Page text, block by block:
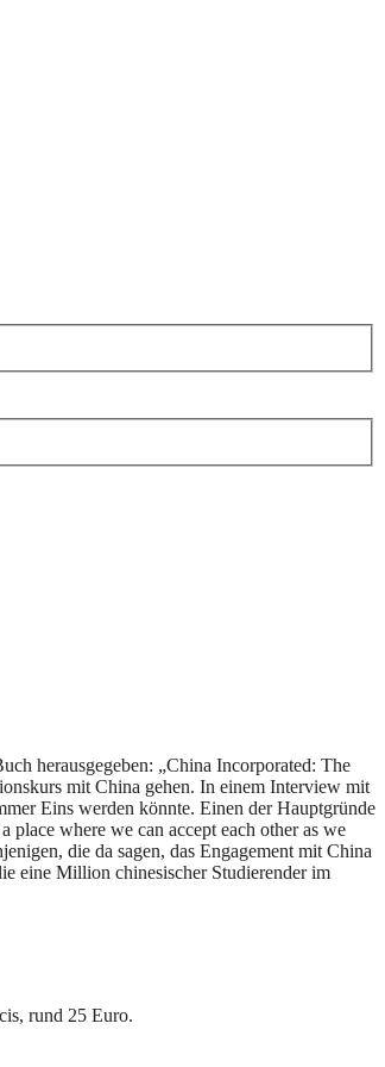
herausgegeben: „China Incorporated: The
mit China gehen. In einem Interview mit
Eins werden könnte. Einen der Hauptgründe
where we can accept each other as we
die da sagen, das Engagement mit China
eine Million chinesischer Studierender im
rund 25 Euro.